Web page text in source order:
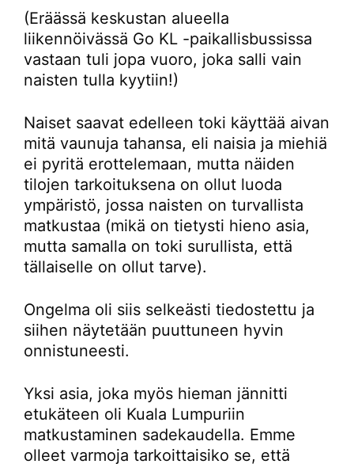
(Eräässä keskustan alueella
liikennöivässä Go KL -paikallisbussissa
vastaan tuli jopa vuoro, joka salli vain
naisten tulla kyytiin!)
Naiset saavat edelleen toki käyttää aivan
mitä vaunuja tahansa, eli naisia ja miehiä
ei pyritä erottelemaan, mutta näiden
tilojen tarkoituksena on ollut luoda
ympäristö, jossa naisten on turvallista
matkustaa (mikä on tietysti hieno asia,
mutta samalla on toki surullista, että
tällaiselle on ollut tarve).
Ongelma oli siis selkeästi tiedostettu ja
siihen näytetään puuttuneen hyvin
onnistuneesti.
Yksi asia, joka myös hieman jännitti
etukäteen oli Kuala Lumpuriin
matkustaminen sadekaudella. Emme
olleet varmoja tarkoittaisiko se, että